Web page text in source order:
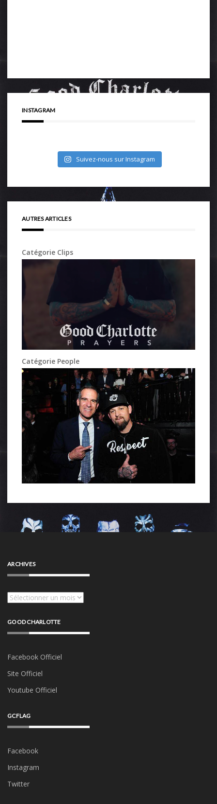
INSTAGRAM
Suivez-nous sur Instagram
AUTRES ARTICLES
Catégorie Clips
Catégorie People
ARCHIVES
Archives
GOOD CHARLOTTE
Facebook Officiel
Site Officiel
Youtube Officiel
GCFLAG
Facebook
Instagram
Twitter